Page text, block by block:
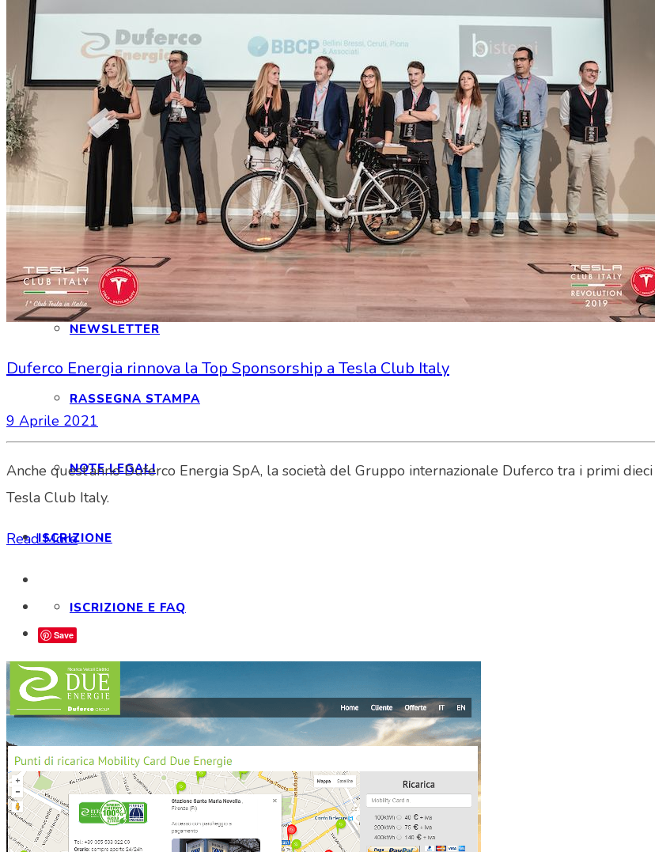
CONTATTI
INTERAGIAMO!
DICONO DI NOI
DICONO DI TESLA
NEWSLETTER
RASSEGNA STAMPA
NOTE LEGALI
ISCRIZIONE
ISCRIZIONE E FAQ
STATUTO
CONVENZIONI
MARTE
Duferco Energia rinnova la Top Sponsorship a Tesla Club Italy
9 Aprile 2021
Anche quest’anno Duferco Energia SpA, la società del Gruppo internazionale Duferco tra i primi
Tesla Club Italy.
Read More
Save